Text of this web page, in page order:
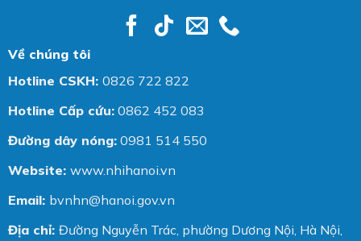
Về chúng tôi
Hotline CSKH: 0826 722 822
Hotline Cấp cứu: 0862 452 083
Đường dây nóng: 0981 514 550
Website: www.nhihanoi.vn
Email: bvnhn@hanoi.gov.vn
Địa chỉ: Đường Nguyễn Trác, phường Dương Nội, Hà Nội,